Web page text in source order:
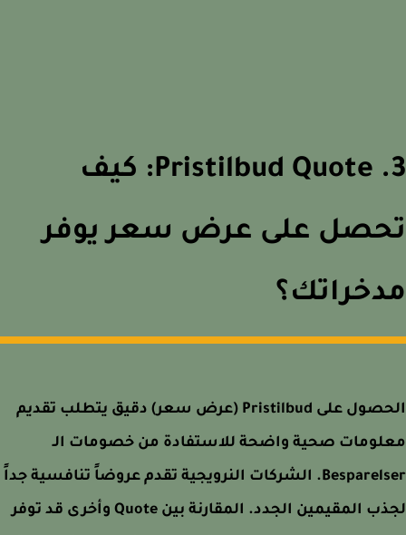
3. Pristilbud Quote: كيف
على عرض سعر يوفر
الحصول على Pristilbud (عرض سعر) دقيق يتطلب تقديم
صحية واضحة للاستفادة من خصومات الـ
Besparelser. الشركات النرويجية تقدم عروضاً تنافسية جداً
لجذب المقيمين الجدد. المقارنة بين Quote وأخرى قد توفر